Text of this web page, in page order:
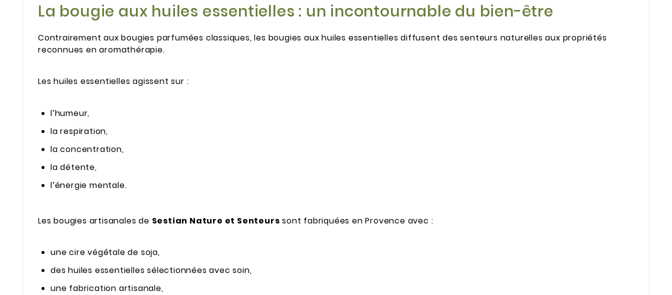
La bougie aux huiles essentielles : un incontournable du bien-être
Contrairement aux bougies parfumées classiques, les bougies aux huiles essentielles diffusent des senteurs naturelles aux propriétés
reconnues en aromathérapie.
Les huiles essentielles agissent sur :
l’humeur,
la respiration,
la concentration,
la détente,
l’énergie mentale.
Les bougies artisanales de Sestian Nature et Senteurs sont fabriquées en Provence avec :
une cire végétale de soja,
des huiles essentielles sélectionnées avec soin,
une fabrication artisanale,